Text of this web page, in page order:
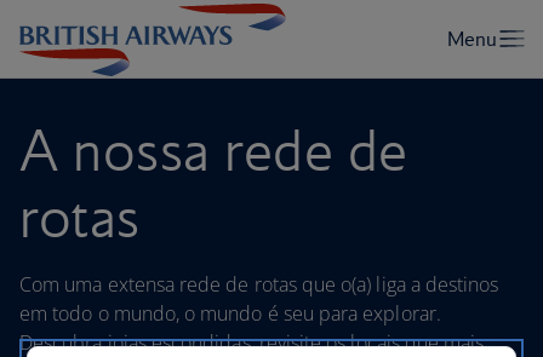
A nossa rede de
rotas
Com uma extensa rede de rotas que o(a) liga a destinos
em todo o mundo, o mundo é seu para explorar.
Descubra joias escondidas, revisite os locais que mais